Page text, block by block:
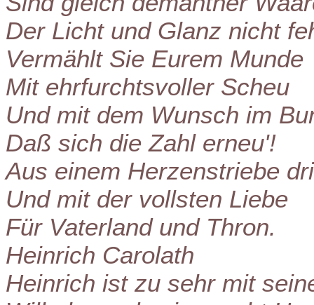
Der Licht und Glanz nicht
Vermählt Sie Eurem Munde
Mit ehrfurchtsvoller Scheu
Und mit dem Wunsch im
Daß sich die Zahl erneu'!
Aus einem Herzenstriebe
Und mit der vollsten Liebe
Für Vaterland und Thron.
Heinrich Carolath
Heinrich ist zu sehr mit